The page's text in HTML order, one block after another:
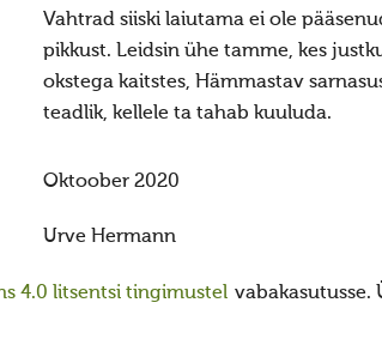
Vahtrad siiski laiutama ei ole
pikkust. Leidsin ühe tamme, kes
okstega kaitstes, Hämmastav
teadlik, kellele ta tahab kuuluda.
Oktoober 2020
Urve Hermann
4.0 litsentsi tingimustel